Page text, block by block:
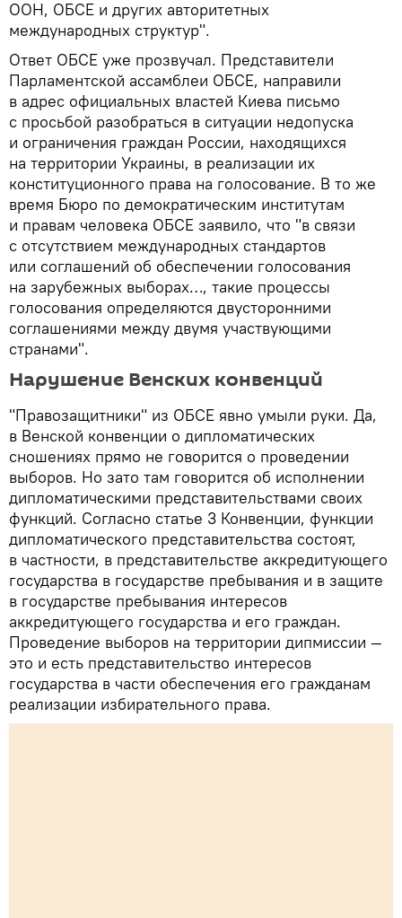
ООН, ОБСЕ и других авторитетных
международных структур".
Ответ ОБСЕ уже прозвучал. Представители
Парламентской ассамблеи ОБСЕ, направили
в адрес официальных властей Киева письмо
с просьбой разобраться в ситуации недопуска
и ограничения граждан России, находящихся
на территории Украины, в реализации их
конституционного права на голосование. В то же
время Бюро по демократическим институтам
и правам человека ОБСЕ заявило, что "в связи
с отсутствием международных стандартов
или соглашений об обеспечении голосования
на зарубежных выборах…, такие процессы
голосования определяются двусторонними
соглашениями между двумя участвующими
странами".
Нарушение Венских конвенций
"Правозащитники" из ОБСЕ явно умыли руки. Да,
в Венской конвенции о дипломатических
сношениях прямо не говорится о проведении
выборов. Но зато там говорится об исполнении
дипломатическими представительствами своих
функций. Согласно статье 3 Конвенции, функции
дипломатического представительства состоят,
в частности, в представительстве аккредитующего
государства в государстве пребывания и в защите
в государстве пребывания интересов
аккредитующего государства и его граждан.
Проведение выборов на территории дипмиссии —
это и есть представительство интересов
государства в части обеспечения его гражданам
реализации избирательного права.